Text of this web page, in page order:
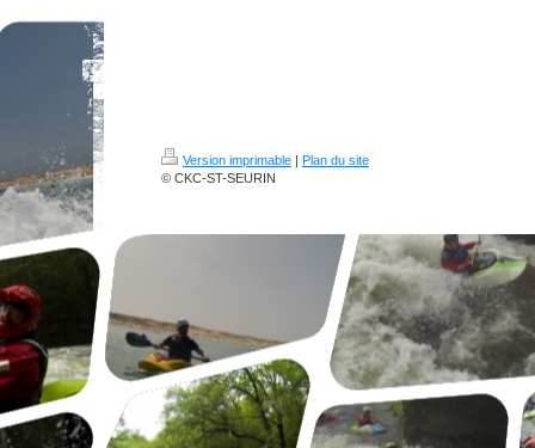
Version imprimable | Plan du site
© CKC-ST-SEURIN